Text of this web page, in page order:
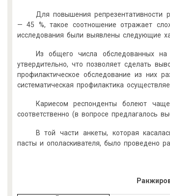
Для повышения репрезентативности
— 45 %, такое соотношение отражает
исследования были выявлены следующие
Из общего числа обследованных
утвердительно, что позволяет сделать
профилактическое обследование из них
систематическая профилактика
Кариесом респонденты болеют
соответственно (в вопросе предлагалось
В той части анкеты, которая
пасты и ополаскивателя, было проведено